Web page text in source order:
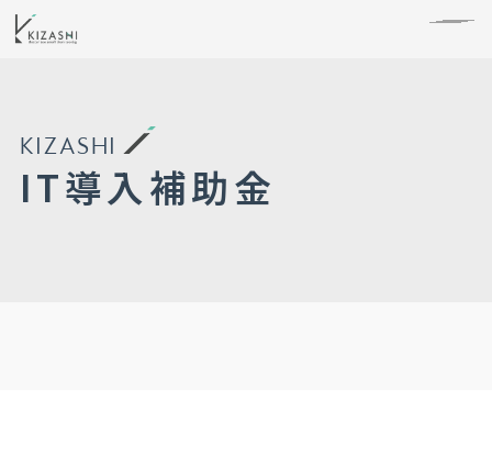
KIZASHI
IT導入補助金